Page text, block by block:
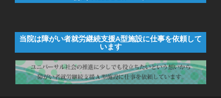
当院は障がい者就労継続支援A型施設に仕事を依頼して
います